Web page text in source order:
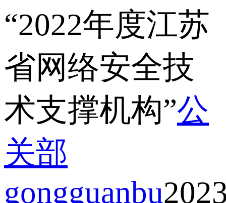
“2022年度江苏
省网络安全技
术支撑机构”公
关部
gongguanbu